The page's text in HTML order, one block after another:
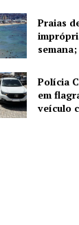
Praias
Polícia
em
veículo